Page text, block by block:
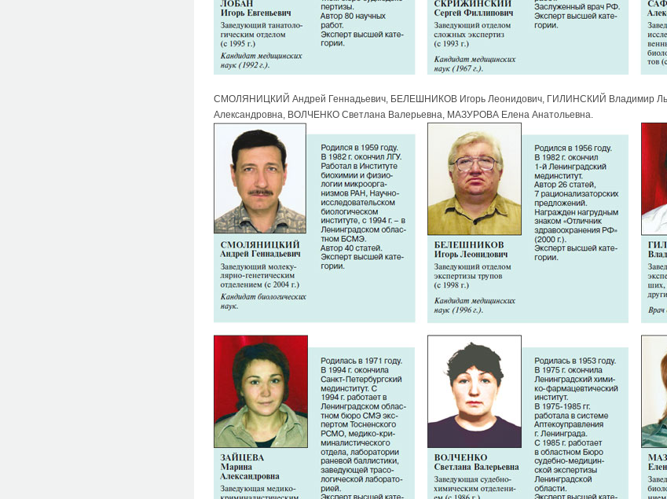
СМОЛЯНИЦКИЙ Андрей Геннадьевич, БЕЛЕШНИКОВ Игорь Леонидович, ГИЛИНСКИЙ Владимир
Александровна, ВОЛЧЕНКО Светлана Валерьевна, МАЗУРОВА Елена Анатольевна.